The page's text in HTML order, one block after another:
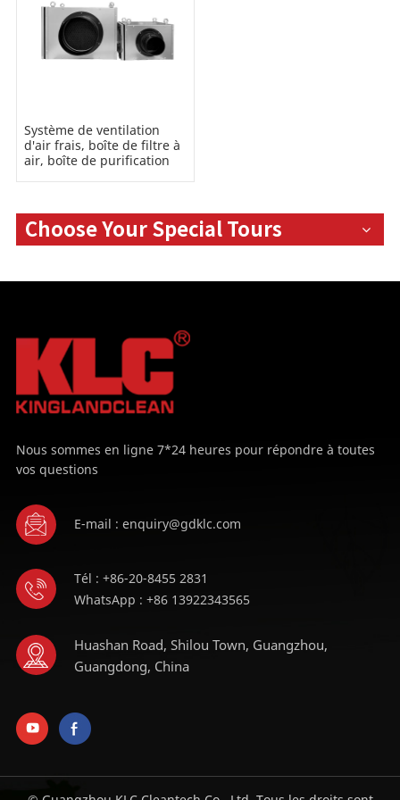
Système de ventilation
d'air frais, boîte de filtre à
air, boîte de purification
Choose Your Special Tours
Nous sommes en ligne 7*24 heures pour répondre à toutes
vos questions
E-mail : enquiry@gdklc.com
Tél : +86-20-8455 2831
WhatsApp : +86 13922343565
Huashan Road, Shilou Town, Guangzhou,
Guangdong, China